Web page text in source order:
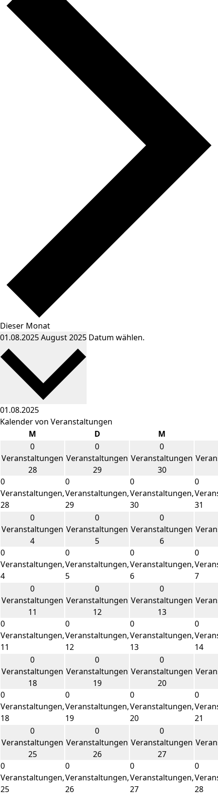
Dieser Monat
01.08.2025August 2025 Datum wählen.
Kalender von Veranstaltungen
M
DDienstag M
0
Veranstaltungen
28
0
Veranstaltungen,
28
0
Veranstaltungen
29
0
Veranstaltungen,
29
0
Veranstaltungen
30
0
Veranstaltungen,
30
0
31
0
Veranstaltungen
4
0
Veranstaltungen,
4
0
Veranstaltungen
5
0
Veranstaltungen,
5
0
Veranstaltungen
6
0
Veranstaltungen,
6
0
7
0
Veranstaltungen
11
0
Veranstaltungen,
11
0
Veranstaltungen
12
0
Veranstaltungen,
12
0
Veranstaltungen
13
0
Veranstaltungen,
13
0
14
0
Veranstaltungen
18
0
Veranstaltungen,
18
0
Veranstaltungen
19
0
Veranstaltungen,
19
0
Veranstaltungen
20
0
Veranstaltungen,
20
0
21
0
Veranstaltungen
25
0
Veranstaltungen,
25
0
Veranstaltungen
26
0
Veranstaltungen,
26
0
Veranstaltungen
27
0
Veranstaltungen,
27
0
28